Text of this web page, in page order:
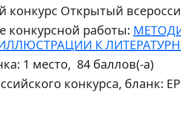
конкурс Открытый
конкурсной работы:
К
1 место, 84 баллов(-а)
конкурса, бланк: